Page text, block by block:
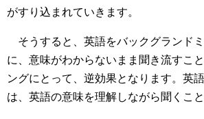
がすり込まれていきます。
そうすると、英語をバックグランド
に、意味がわからないまま聞き流すこ
ングにとって、逆効果となります。英
は、英語の意味を理解しながら聞くこと